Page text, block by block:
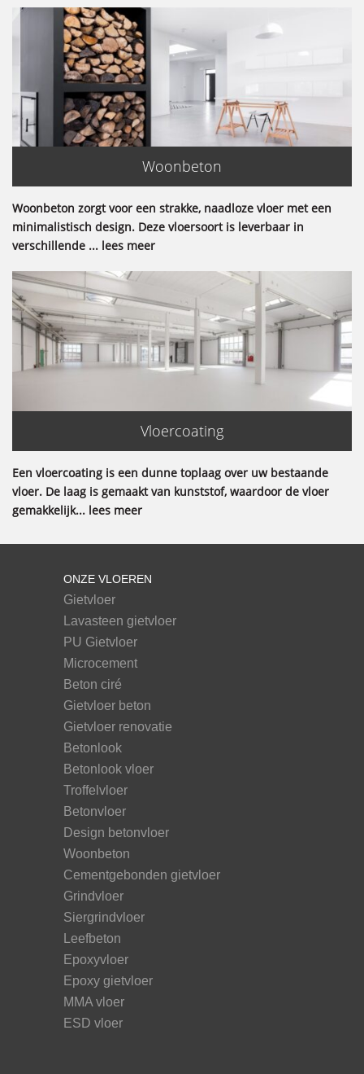
Woonbeton
Woonbeton zorgt voor een strakke, naadloze vloer met een
minimalistisch design. Deze vloersoort is leverbaar in
verschillende ... lees meer
Vloercoating
Een vloercoating is een dunne toplaag over uw bestaande
vloer. De laag is gemaakt van kunststof, waardoor de vloer
gemakkelijk... lees meer
ONZE VLOEREN
Gietvloer
Lavasteen gietvloer
PU Gietvloer
Microcement
Beton ciré
Gietvloer beton
Gietvloer renovatie
Betonlook
Betonlook vloer
Troffelvloer
Betonvloer
Design betonvloer
Woonbeton
Cementgebonden gietvloer
Grindvloer
Siergrindvloer
Leefbeton
Epoxyvloer
Epoxy gietvloer
MMA vloer
ESD vloer